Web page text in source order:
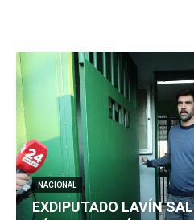
NACIONAL
EXDIPUTADO LAVÍN